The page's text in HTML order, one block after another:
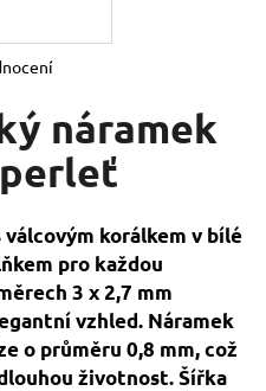
náramek
korálkem v bílé
pro každou
3 x 2,7 mm
vzhled. Náramek
o průměru 0,8 mm, což
životnost. Šířka